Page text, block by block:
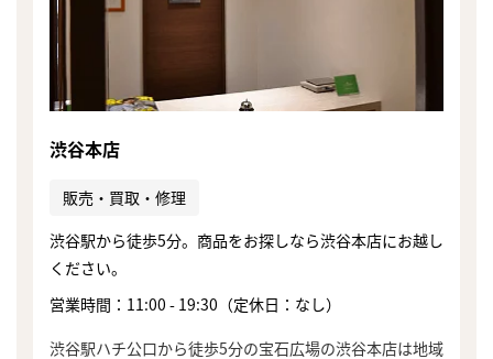
渋谷本店
販売・買取・修理
渋谷駅から徒歩5分。商品をお探しなら渋谷本店にお越し
ください。
営業時間：11:00 - 19:30（定休日：なし）
渋谷駅ハチ公口から徒歩5分の宝石広場の渋谷本店は地域
まずは